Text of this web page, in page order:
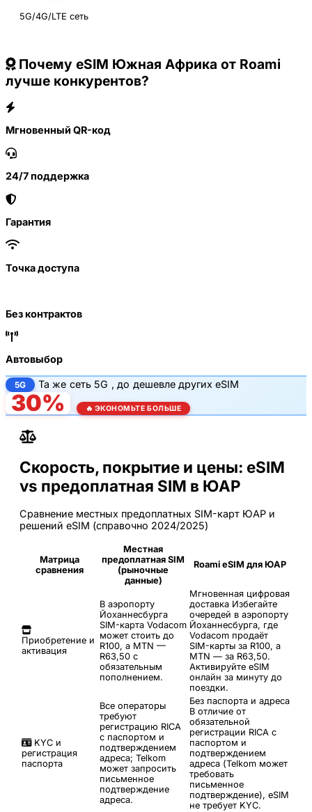
5G/4G/LTE сеть
Почему eSIM Южная Африка от Roami
лучше конкурентов?
Мгновенный QR-код
24/7 поддержка
Гарантия
Точка доступа
Без контрактов
Автовыбор
5G Та же сеть 5G , до дешевле других eSIM
30% 🔥 ЭКОНОМЬТЕ БОЛЬШЕ
Скорость, покрытие и цены: eSIM
vs предоплатная SIM в ЮАР
Сравнение местных предоплатных SIM-карт ЮАР и
решений eSIM (справочно 2024/2025)
Матрица
сравнения
Местная
предоплатная SIM
(рыночные
данные)
Roami eSIM для ЮАР
Приобретение и
активация
В аэропорту
Йоханнесбурга
SIM-карта Vodacom
может стоить до
R100, а MTN —
R63,50 с
обязательным
пополнением.
Мгновенная цифровая
доставка Избегайте
очередей в аэропорту
Йоханнесбурга, где
Vodacom продаёт
SIM-карты за R100, а
MTN — за R63,50.
Активируйте eSIM
онлайн за минуту до
поездки.
KYC и
регистрация
паспорта
Все операторы
требуют
регистрацию RICA
с паспортом и
подтверждением
адреса; Telkom
может запросить
письменное
подтверждение
адреса.
Без паспорта и адреса
В отличие от
обязательной
регистрации RICA с
паспортом и
подтверждением
адреса (Telkom может
требовать
письменное
подтверждение), eSIM
не требует KYC.